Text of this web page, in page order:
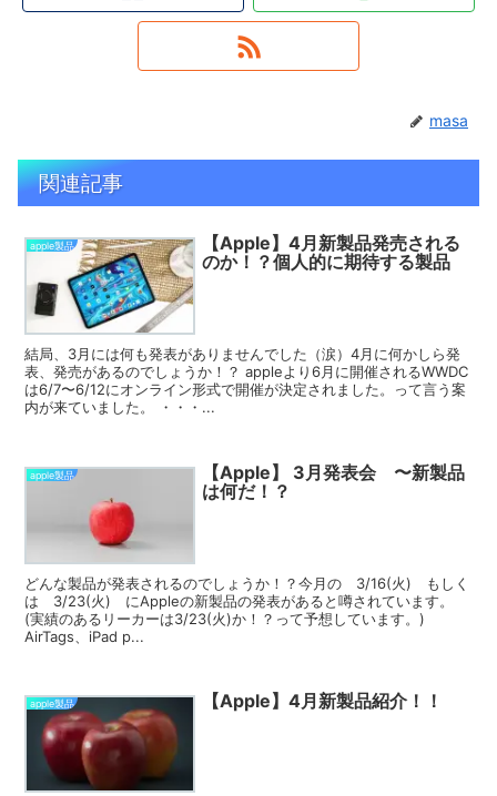
masa
関連記事
apple製品
【Apple】4月新製品発売される
のか！？個人的に期待する製品
結局、3月には何も発表がありませんでした（涙）4月に何かしら発
表、発売があるのでしょうか！？ appleより6月に開催されるWWDC
は6/7〜6/12にオンライン形式で開催が決定されました。って言う案
内が来ていました。 ・・・...
apple製品
【Apple】 3月発表会 〜新製品
は何だ！？
どんな製品が発表されるのでしょうか！？今月の 3/16(火) もしく
は 3/23(火) にAppleの新製品の発表があると噂されています。
(実績のあるリーカーは3/23(火)か！？って予想しています。)
AirTags、iPad p...
apple製品 【Apple】4月新製品紹介！！